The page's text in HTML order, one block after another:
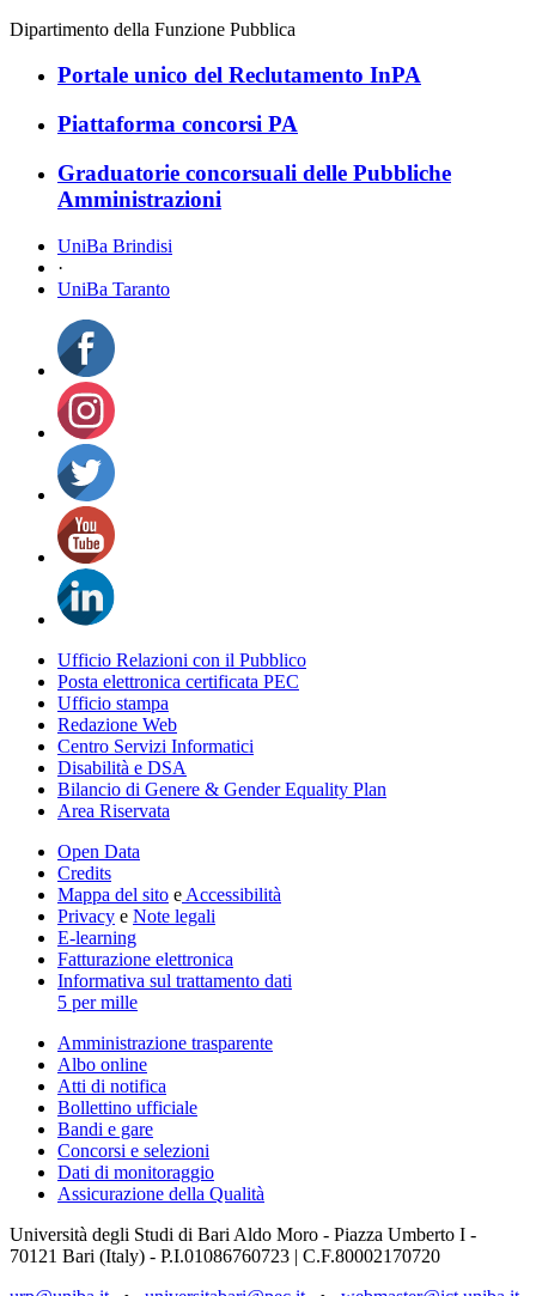
Dipartimento della Funzione Pubblica
Portale unico del Reclutamento InPA
Piattaforma concorsi PA
Graduatorie concorsuali delle Pubbliche
Amministrazioni
UniBa Brindisi
·
UniBa Taranto
Ufficio Relazioni con il Pubblico
Posta elettronica certificata PEC
Ufficio stampa
Redazione Web
Centro Servizi Informatici
Disabilità e DSA
Bilancio di Genere & Gender Equality Plan
Area Riservata
Open Data
Credits
Mappa del sito e Accessibilità
Privacy e Note legali
E-learning
Fatturazione elettronica
Informativa sul trattamento dati
5 per mille
Amministrazione trasparente
Albo online
Atti di notifica
Bollettino ufficiale
Bandi e gare
Concorsi e selezioni
Dati di monitoraggio
Assicurazione della Qualità
Università degli Studi di Bari Aldo Moro - Piazza Umberto I -
70121 Bari (Italy) - P.I.01086760723 | C.F.80002170720